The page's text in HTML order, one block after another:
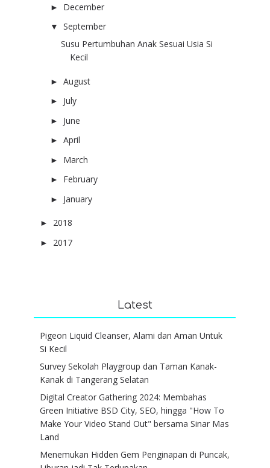
► December
▼September
Susu Pertumbuhan Anak Sesuai Usia Si
Kecil
►August
► July
► June
►April
► March
► February
► January
► 2018
► 2017
Latest
Pigeon Liquid Cleanser, Alami dan Aman Untuk
Si Kecil
Survey Sekolah Playgroup dan Taman Kanak-
Kanak di Tangerang Selatan
Digital Creator Gathering 2024: Membahas
Green Initiative BSD City, SEO, hingga "How To
Make Your Video Stand Out" bersama Sinar Mas
Land
Menemukan Hidden Gem Penginapan di Puncak,